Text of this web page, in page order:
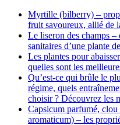
Myrtille (bilberry) –
fruit savoureux, allié de
Le liseron des champs –
sanitaires d’une plante
Les plantes pour
quelles sont les
Qu’est-ce qui brûle le
régime, quels
choisir ? Découvrez les
Capsicum parfumé,
aromaticum) – les